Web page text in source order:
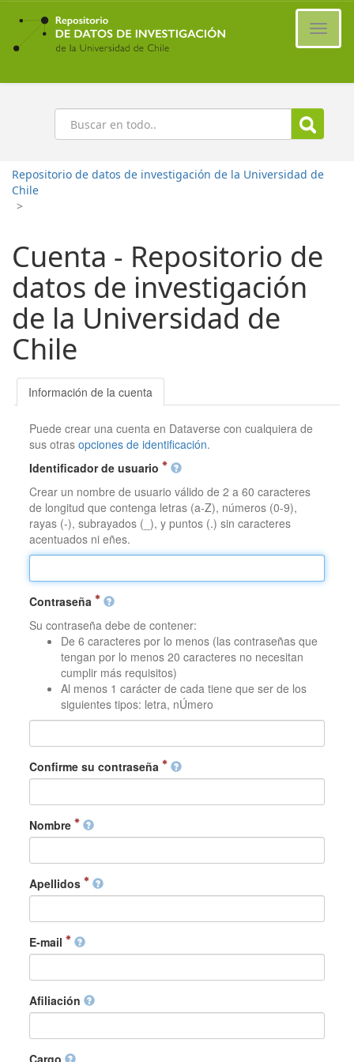
Ir
contenido
principal
Buscar
Repositorio de datos de investigación de la Universidad de
Chile
>
Cuenta - Repositorio de
datos de investigación
de la Universidad de
Chile
Información de la cuenta
Puede crear una cuenta en Dataverse con cualquiera de
sus otrasopciones de identificación.
Identificador de usuario
Crear un nombre de usuario válido de 2 a 60 caracteres
de longitud que contenga letras (a-Z), números (0-9),
rayas (-), subrayados (_), y puntos (.) sin caracteres
acentuados ni eñes.
Contraseña
Su contraseña debe de contener:
De 6 caracteres por lo menos (las contraseñas que
tengan por lo menos 20 caracteres no necesitan
cumplir más requisitos)
Al menos 1 carácter de cada tiene que ser de los
siguientes tipos: letra, nÚmero
Confirme su contraseña
Nombre
Apellidos
E-mail
Afiliación
Cargo